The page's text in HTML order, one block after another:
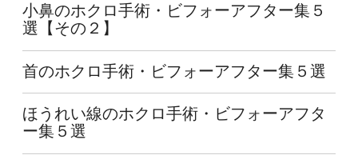
小鼻のホクロ手術・ビフォーアフター集５
選【その２】
首のホクロ手術・ビフォーアフター集５選
ほうれい線のホクロ手術・ビフォーアフタ
ー集５選